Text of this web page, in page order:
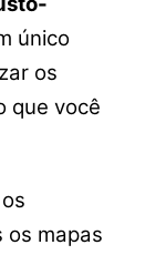
único
os
que você
os mapas